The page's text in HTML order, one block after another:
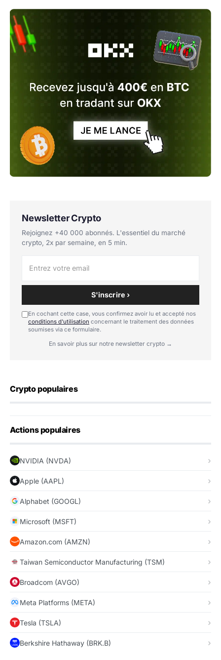
Newsletter Crypto
Rejoignez +40 000 abonnés. L'essentiel du marché
crypto, 2x par semaine, en 5 min.
S'inscrire ›
En cochant cette case, vous confirmez avoir lu et accepté nos
conditions d'utilisation concernant le traitement des données
soumises via ce formulaire.
En savoir plus sur notre newsletter crypto →
Crypto populaires
Actions populaires
NVIDIA (NVDA)
Apple (AAPL)
Alphabet (GOOGL)
Microsoft (MSFT)
Amazon.com (AMZN)
Taiwan Semiconductor Manufacturing (TSM)
Broadcom (AVGO)
Meta Platforms (META)
Tesla (TSLA)
Berkshire Hathaway (BRK.B)